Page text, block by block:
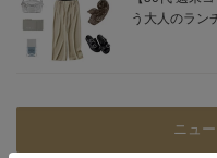
ニュ